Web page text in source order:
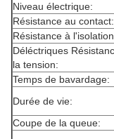
Niveau électrique:
Résistance au contact:
Résistance à
Déléctriques
la tension:
Temps de bavardage:
Durée de vie:
Coupe de la queue: